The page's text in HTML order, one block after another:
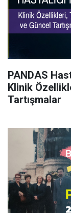
PANDAS
Klinik
Tartışmalar